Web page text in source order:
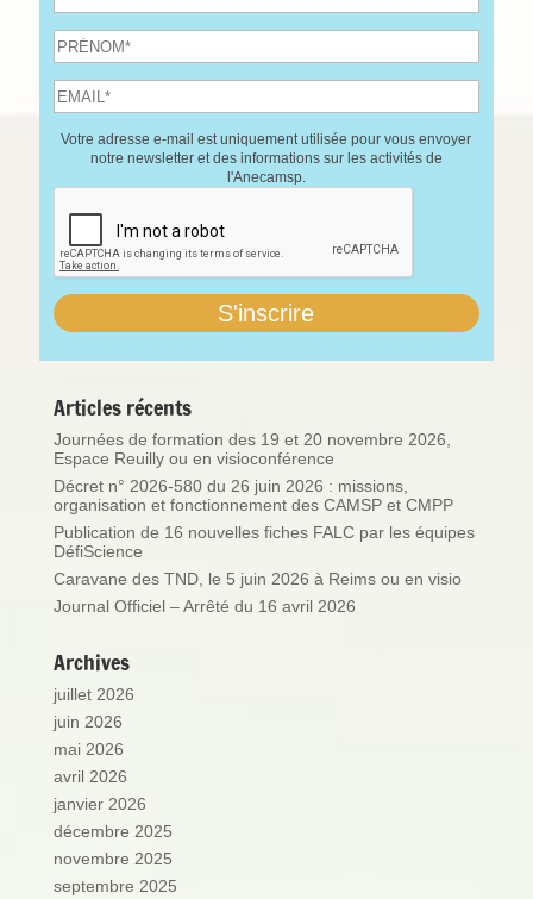
Votre adresse e-mail est uniquement utilisée pour vous envoyer
notre newsletter et des informations sur les activités de
l'Anecamsp.
Articles récents
Journées de formation des 19 et 20 novembre 2026,
Espace Reuilly ou en visioconférence
Décret n° 2026-580 du 26 juin 2026 : missions,
organisation et fonctionnement des CAMSP et CMPP
Publication de 16 nouvelles fiches FALC par les équipes
DéfiScience
Caravane des TND, le 5 juin 2026 à Reims ou en visio
Journal Officiel – Arrêté du 16 avril 2026
Archives
juillet 2026
juin 2026
mai 2026
avril 2026
janvier 2026
décembre 2025
novembre 2025
septembre 2025